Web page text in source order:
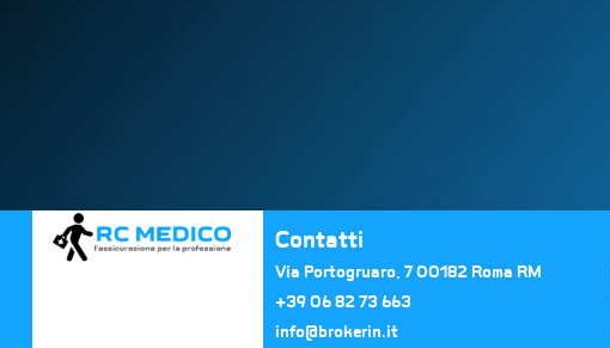
Contatti
Via Portogruaro, 7 00182 Roma RM
+39 06 82 73 663​
info@brokerin.it